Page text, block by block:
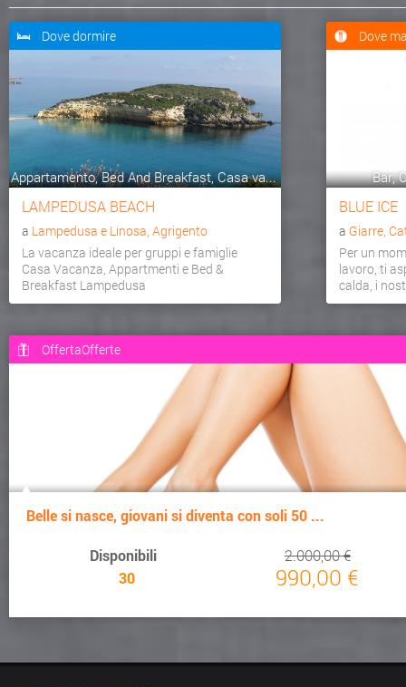
Dove dormire
Appartamento, Bed And Breakfast, Casa va...
LAMPEDUSA BEACH
a Lampedusa e Linosa, Agrigento
La vacanza ideale per gruppi e famiglie
Casa Vacanza, Appartmenti e Bed &
Breakfast Lampedusa
Dove
Bar,
BLUE ICE
a Giarre,
Per un
lavoro, ti
calda, i
OffertaOfferte
Belle si nasce, giovani si diventa con soli 50 ...
Disponibili
30
2.000,00 €
990,00 €